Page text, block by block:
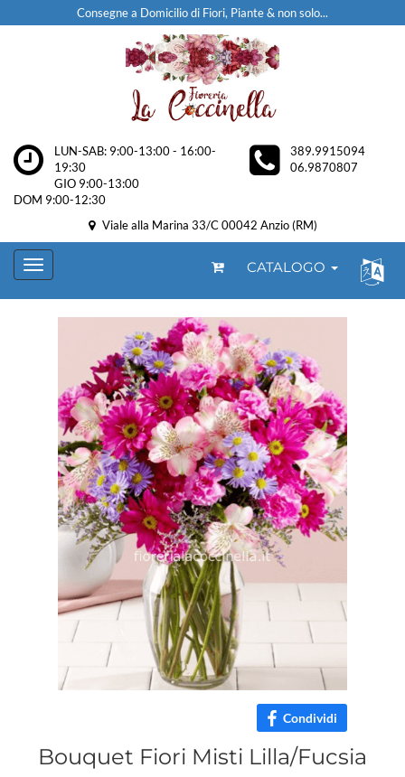
Consegne a Domicilio di Fiori, Piante & non solo...
LUN-SAB: 9:00-13:00 - 16:00-
19:30
GIO 9:00-13:00
DOM 9:00-12:30
389.9915094
06.9870807
Viale alla Marina 33/C 00042 Anzio (RM)
CATALOGO
Condividi
Bouquet Fiori Misti Lilla/Fucsia